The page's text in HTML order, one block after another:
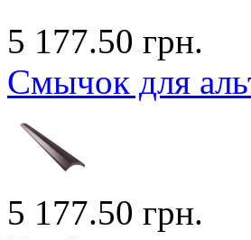
5 177.50 грн.
Смычок для
5 177.50 грн.